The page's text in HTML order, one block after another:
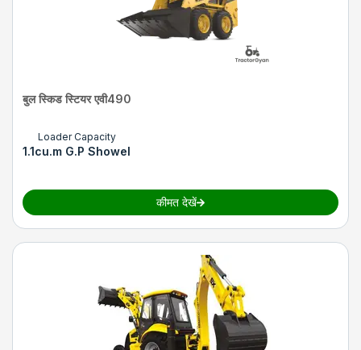
बुल स्किड स्टियर एवी490
Loader Capacity
1.1cu.m G.P Showel
कीमत देखें